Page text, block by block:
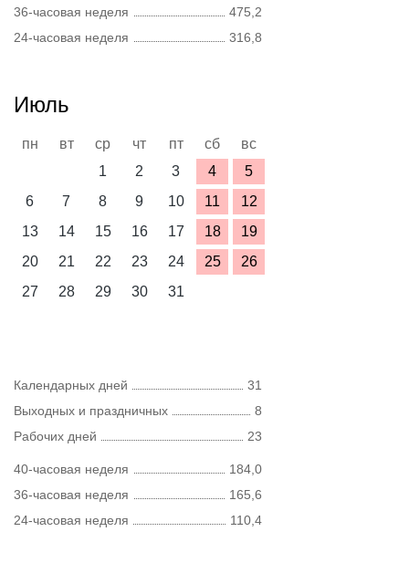
36-часовая неделя
475,2
24-часовая неделя
316,8
Июль
пн вт ср чт пт сб
вс
1
2 3 4
5
6
7 8 9 10 11
12
13
14 15 16 17 18
19
20
21 22 23 24 25
26
27
28 29 30 31
Календарных дней
31
Выходных и праздничных
8
Рабочих дней
23
40-часовая неделя
184,0
36-часовая неделя
165,6
24-часовая неделя
110,4